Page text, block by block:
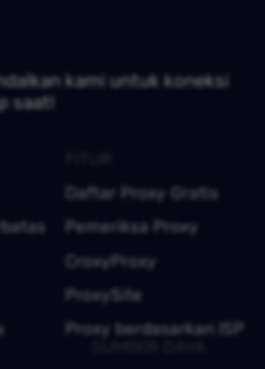
kami untuk koneksi
saat!
Daftar Proxy Gratis
Pemeriksa Proxy
CroxyProxy
ProxySite
Proxy berdasarkan ISP